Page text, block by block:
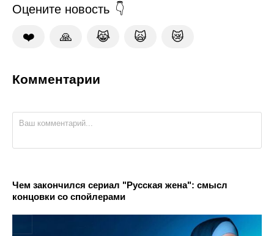
Оцените новость
❤️ 🙏 😹 🙀 😿
Комментарии
Чем закончился сериал "Русская жена": смысл
концовки со спойлерами